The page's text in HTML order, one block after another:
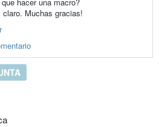
Muchas gracias!